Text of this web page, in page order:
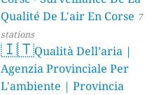
Qualité De L'air En Corse 7
stations
🇮🇹Qualità Dell’aria |
Agenzia Provinciale Per
L'ambiente | Provincia